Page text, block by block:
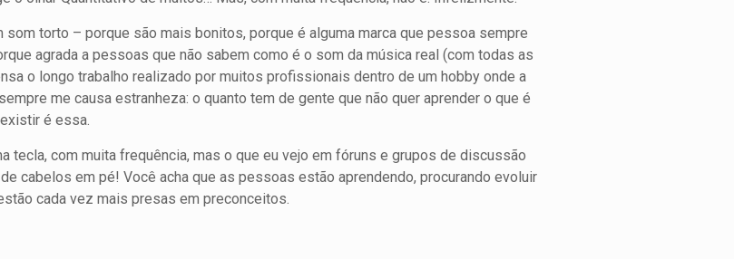
torto – porque são mais bonitos, porque é alguma marca que pessoa sempre
agrada a pessoas que não sabem como é o som da música real (com todas as
o longo trabalho realizado por muitos profissionais dentro de um hobby onde a
me causa estranheza: o quanto tem de gente que não quer aprender o que é
é essa.
tecla, com muita frequência, mas o que eu vejo em fóruns e grupos de discussão
cabelos em pé! Você acha que as pessoas estão aprendendo, procurando evoluir
cada vez mais presas em preconceitos.